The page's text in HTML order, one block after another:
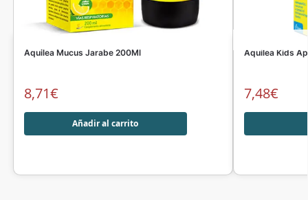
Aquilea Mucus Jarabe 200Ml
8,71€
Añadir al carrito
Aquilea Kids
7,48€